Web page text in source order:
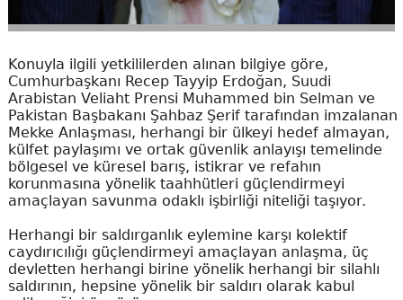
Konuyla ilgili yetkililerden alınan bilgiye göre,
Cumhurbaşkanı Recep Tayyip Erdoğan, Suudi
Arabistan Veliaht Prensi Muhammed bin Selman ve
Pakistan Başbakanı Şahbaz Şerif tarafından imzalanan
Mekke Anlaşması, herhangi bir ülkeyi hedef almayan,
külfet paylaşımı ve ortak güvenlik anlayışı temelinde
bölgesel ve küresel barış, istikrar ve refahın
korunmasına yönelik taahhütleri güçlendirmeyi
amaçlayan savunma odaklı işbirliği niteliği taşıyor.
Herhangi bir saldırganlık eylemine karşı kolektif
caydırıcılığı güçlendirmeyi amaçlayan anlaşma, üç
devletten herhangi birine yönelik herhangi bir silahlı
saldırının, hepsine yönelik bir saldırı olarak kabul